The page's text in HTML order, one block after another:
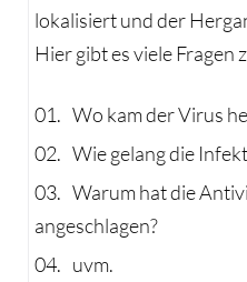
lokalisiert und der
Hier gibt es viele Fragen
Wo kam der Virus
Wie gelang die
Warum hat die
angeschlagen?
uvm.